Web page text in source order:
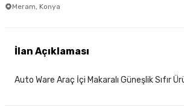
Meram, Konya
İlan Açıklaması
Auto Ware Araç İçi Makaralı Güneşlik Sıfır